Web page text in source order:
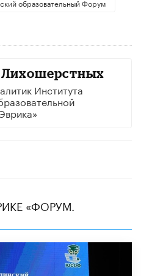
образовательный Форум
Института
«ФОРУМ.